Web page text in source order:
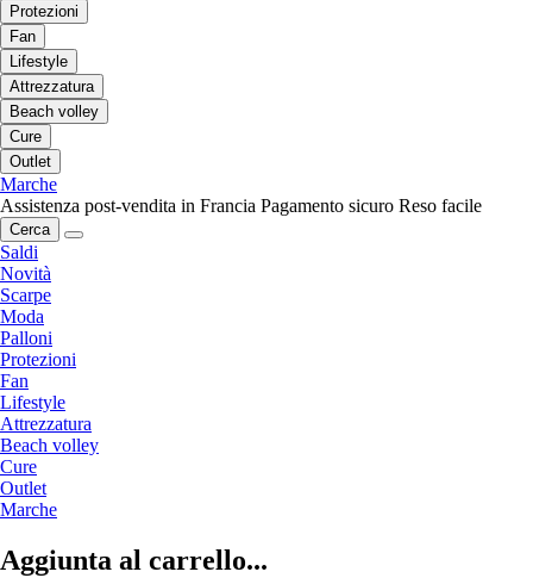
Protezioni
Fan
Lifestyle
Attrezzatura
Beach volley
Cure
Outlet
Marche
Assistenza post-vendita in Francia Pagamento sicuro Reso facile
Cerca
Saldi
Novità
Scarpe
Moda
Palloni
Protezioni
Fan
Lifestyle
Attrezzatura
Beach volley
Cure
Outlet
Marche
Aggiunta al carrello...